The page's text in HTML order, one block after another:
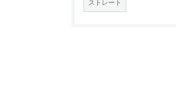
ストレート